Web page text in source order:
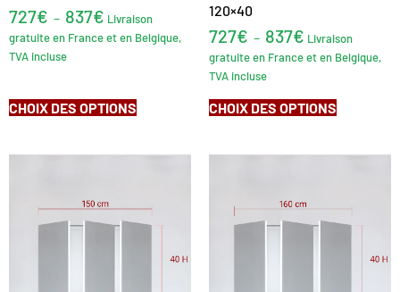
727€ – 837€ Livraison
gratuite en France et en Belgique,
TVA incluse
CHOIX DES OPTIONS
120×40
727€ – 837€ Livraison
gratuite en France et en Belgique,
TVA incluse
CHOIX DES OPTIONS